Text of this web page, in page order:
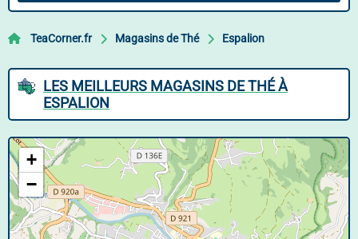
TeaCorner.fr Magasins de Thé Espalion
LES MEILLEURS MAGASINS DE THÉ À
ESPALION
+
−